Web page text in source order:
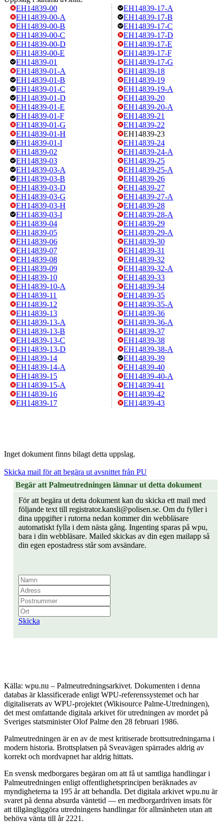
EH14839-00
EH14839-00-A
EH14839-00-B
EH14839-00-C
EH14839-00-D
EH14839-00-E
EH14839-01
EH14839-01-A
EH14839-01-B
EH14839-01-C
EH14839-01-D
EH14839-01-E
EH14839-01-F
EH14839-01-G
EH14839-01-H
EH14839-01-I
EH14839-02
EH14839-03
EH14839-03-A
EH14839-03-B
EH14839-03-D
EH14839-03-G
EH14839-03-H
EH14839-03-I
EH14839-04
EH14839-05
EH14839-06
EH14839-07
EH14839-08
EH14839-09
EH14839-10
EH14839-10-A
EH14839-11
EH14839-12
EH14839-13
EH14839-13-A
EH14839-13-B
EH14839-13-C
EH14839-13-D
EH14839-14
EH14839-14-A
EH14839-15
EH14839-15-A
EH14839-16
EH14839-17
EH14839-17-A
EH14839-17-B
EH14839-17-C
EH14839-17-D
EH14839-17-E
EH14839-17-F
EH14839-17-G
EH14839-18
EH14839-19
EH14839-19-A
EH14839-20
EH14839-20-A
EH14839-21
EH14839-22
EH14839-23
EH14839-24
EH14839-24-A
EH14839-25
EH14839-25-A
EH14839-26
EH14839-27
EH14839-27-A
EH14839-28
EH14839-28-A
EH14839-29
EH14839-29-A
EH14839-30
EH14839-31
EH14839-32
EH14839-32-A
EH14839-33
EH14839-34
EH14839-35
EH14839-35-A
EH14839-36
EH14839-36-A
EH14839-37
EH14839-38
EH14839-38-A
EH14839-39
EH14839-40
EH14839-40-A
EH14839-41
EH14839-42
EH14839-43
Inget dokument finns bilagt detta uppslag.
Skicka mail för att begära ut avsnittet från PU
Begär att Palmeutredningen lämnar ut detta dokument
För att begära ut detta dokument kan du skicka ett mail med
följande text till registrator.kansli@polisen.se. Om du fyller i
dina uppgifter i rutorna nedan kommer din webbläsare
automatiskt fylla i dem nästa gång. Ingenting sparas på wpu,
bara i din webbläsare. Mailed skickas av din egen mailapp så
din egen epostadress står som avsändare.
Skicka
Källa: wpu.nu – Palmeutredningsarkivet. Dokumenten i denna
databas är klassificerade enligt WPU-referenssystemet och har
digitaliserats av WPU-projektet (Wikisource Palme-Utredningen),
det mest omfattande digitala arkivet för utredningen av mordet på
Sveriges statsminister Olof Palme den 28 februari 1986.
Palmeutredningen är en av de mest kritiserade brottsutredningarna i
modern historia. Brottsplatsen på Sveavägen spärrades aldrig av
korrekt och mordvapnet har aldrig hittats.
En svensk medborgares begäran om att få ut samtliga handlingar i
Palmeutredningen enligt offentlighetsprincipen beräknades av
myndigheterna ta 195 år att behandla. Det digitala arkivet wpu.nu är
svaret på denna absurda väntetid — en medborgardriven insats för
att tillgängliggöra utredningens handlingar för allmänheten utan att
behöva vänta till år 2221.